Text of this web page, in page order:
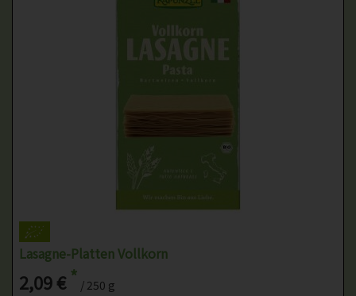
Lasagne-Platten Vollkorn
2,09 €* / 250 g